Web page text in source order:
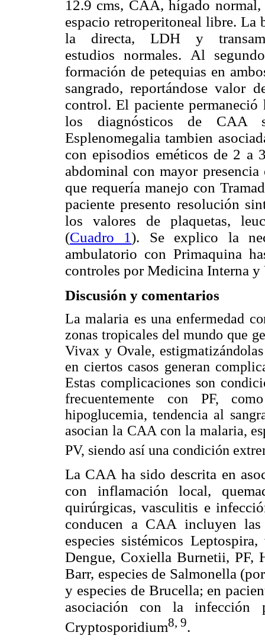
12.9 cms, CAA, hígado
espacio retroperitoneal libre. La
la directa, LDH y
estudios normales. Al
formación de petequias en
sangrado, reportándose valor
control. El paciente
los diagnósticos de CAA
Esplenomegalia tambien
con episodios eméticos de 2 a
abdominal con mayor
que requería manejo con
paciente presento resolución
los valores de plaquetas,
(Cuadro 1). Se explico la
ambulatorio con Primaquina
controles por Medicina Interna
Discusión y comentarios
La malaria es una enfermedad
zonas tropicales del mundo que
Vivax y Ovale,
en ciertos casos generan
Estas complicaciones son
frecuentemente con PF,
hipoglucemia, tendencia al
asocian la CAA con la malaria,
PV, siendo así una condición
La CAA ha sido descrita en
con inflamación local,
quirúrgicas, vasculitis e
conducen a CAA incluyen
especies sistémicos
Dengue, Coxiella Burnetii, PF,
Barr, especies de Salmonella
y especies de Brucella; en
asociación con la infección
Cryptosporidium8, 9.